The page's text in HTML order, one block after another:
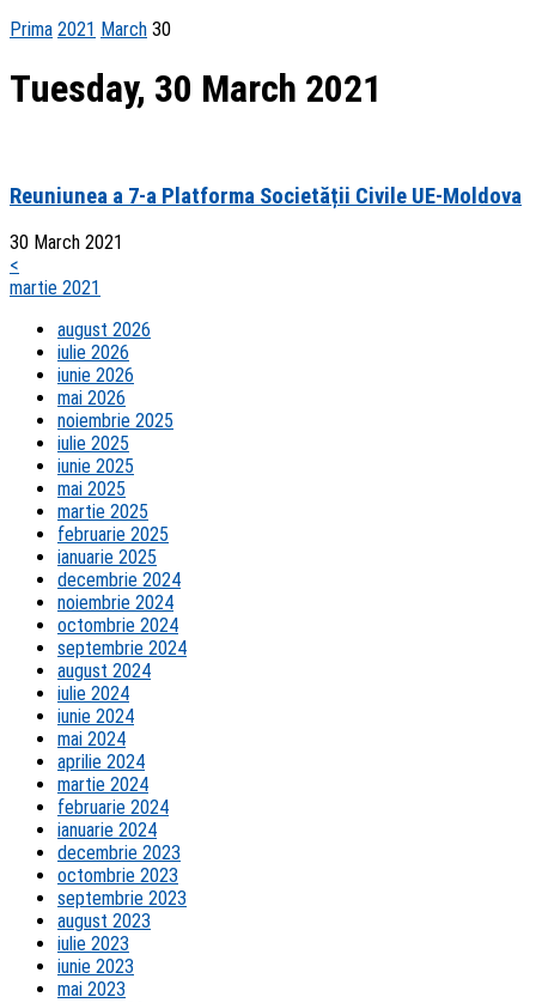
Prima 2021 March 30
Tuesday, 30 March 2021
Reuniunea a 7-a Platforma Societății Civile UE-Moldova
30 March 2021
<
martie 2021
august 2026
iulie 2026
iunie 2026
mai 2026
noiembrie 2025
iulie 2025
iunie 2025
mai 2025
martie 2025
februarie 2025
ianuarie 2025
decembrie 2024
noiembrie 2024
octombrie 2024
septembrie 2024
august 2024
iulie 2024
iunie 2024
mai 2024
aprilie 2024
martie 2024
februarie 2024
ianuarie 2024
decembrie 2023
octombrie 2023
septembrie 2023
august 2023
iulie 2023
iunie 2023
mai 2023